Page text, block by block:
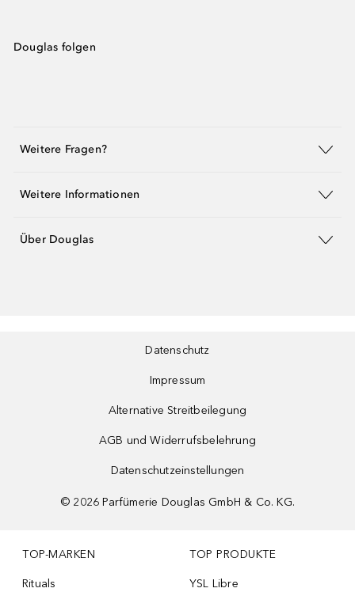
Douglas folgen
Weitere Fragen?
Weitere Informationen
Über Douglas
Datenschutz
Impressum
Alternative Streitbeilegung
AGB und Widerrufsbelehrung
Datenschutzeinstellungen
© 2026 Parfümerie Douglas GmbH & Co. KG.
TOP-MARKEN
Rituals
TOP PRODUKTE
YSL Libre